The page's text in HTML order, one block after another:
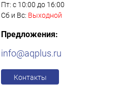
Пт: с 10:00 до 16:00
Сб и Вс: Выходной
Предложения:
info@aqplus.ru
Контакты